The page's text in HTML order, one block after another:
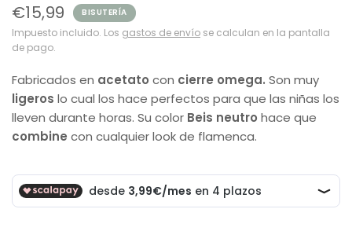
€15,99 BISUTERÍA
Impuesto incluido. Los gastos de envío se calculan en la pantalla
de pago.
Fabricados en acetato con cierre omega. Son muy
ligeros lo cual los hace perfectos para que las niñas los
lleven durante horas. Su color Beis neutro hace que
combine con cualquier look de flamenca.